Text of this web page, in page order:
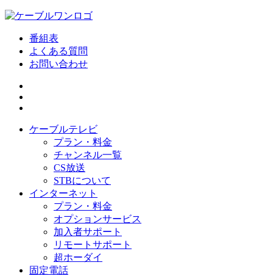
番組表
よくある質問
お問い合わせ
ケーブルテレビ
プラン・料金
チャンネル一覧
CS放送
STBについて
インターネット
プラン・料金
オプションサービス
加入者サポート
リモートサポート
超ホーダイ
固定電話